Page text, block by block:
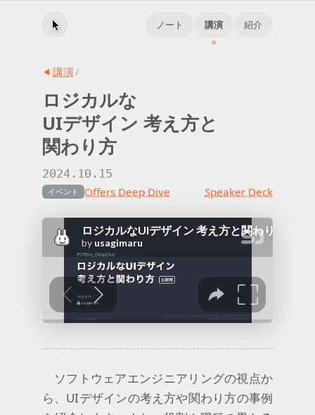
ノート 講演 紹介
講演/
ロジカルな
UIデザイン 考え方と
関わり方
2024.10.15
イベント Offers Deep Dive Speaker Deck
ソフトウェアエンジニアリングの視点か
ら、UIデザインの考え方や関わり方の事例